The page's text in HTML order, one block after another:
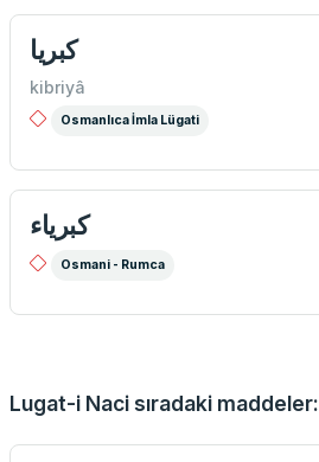
کبریا
kibriyâ
Osmanlıca İmla Lügati
كبرياء
Osmani - Rumca
Lugat-i Naci sıradaki maddeler: